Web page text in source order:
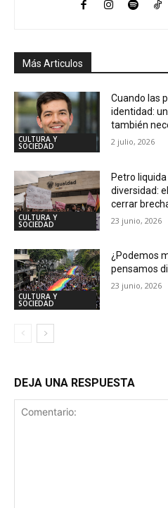
Más Articulos
CULTURA Y
SOCIEDAD
Cuando las
identidad:
también
2 julio, 2026
CULTURA Y
SOCIEDAD
Petro
diversidad:
cerrar
23 junio, 2026
CULTURA Y
SOCIEDAD
¿Podemos
pensamos
23 junio, 2026
DEJA UNA RESPUESTA